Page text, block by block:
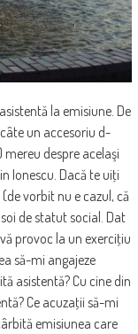
la emisiune. De
un accesoriu d-
despre acelaşi
Ionescu. Dacă te uiţi
vorbit nu e cazul, că
de statut social. Dat
provoc la un exerciţiu
să-mi angajeze
asistentă? Cu cine din
Ce acuzaţii să-mi
emisiunea care